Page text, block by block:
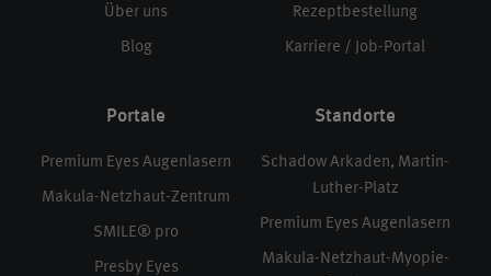
Über uns
Blog
Rezeptbestellung
Karriere / Job-Portal
Portale
Premium Eyes Augenlasern
Makula-Netzhaut-Zentrum
SMILE® pro
Presby Eyes
Standorte
Schadow Arkaden, Martin-
Luther-Platz
Premium Eyes Augenlasern
Makula-Netzhaut-Myopie-